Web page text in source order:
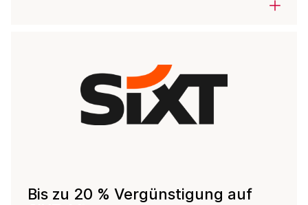
Bis zu 20 % Vergünstigung auf